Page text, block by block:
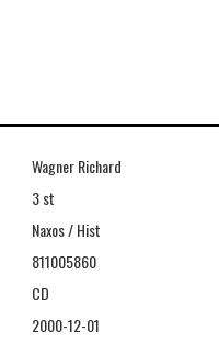
Wagner Richard
3 st
Naxos / Hist
811005860
CD
2000-12-01